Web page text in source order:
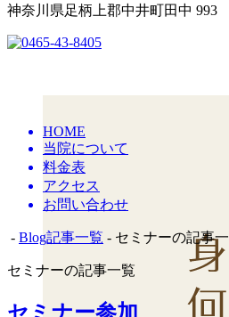
神奈川県足柄上郡中井町田中 993
HOME
当院について
料金表
アクセス
お問い合わせ
- Blog記事一覧 - セミナーの記事
セミナーの記事一覧
セミナー参加